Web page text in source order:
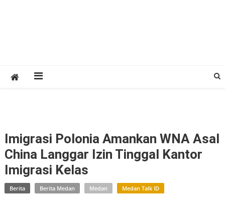
Imigrasi Polonia Amankan WNA Asal
China Langgar Izin Tinggal Kantor
Imigrasi Kelas
Berita Berita Medan Medan Medan Talk ID